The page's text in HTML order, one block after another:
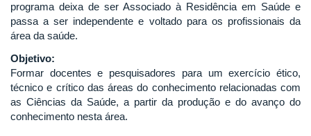
programa deixa de ser Associado à Residência em Saúde e
passa a ser independente e voltado para os profissionais da
área da saúde.
Objetivo:
Formar docentes e pesquisadores para um exercício ético,
técnico e crítico das áreas do conhecimento relacionadas com
as Ciências da Saúde, a partir da produção e do avanço do
conhecimento nesta área.